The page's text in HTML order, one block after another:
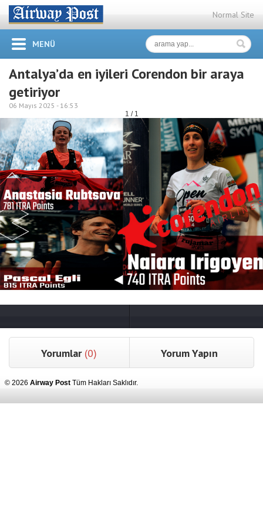
Normal Site
MENÜ
Antalya’da en iyileri Corendon bir araya
getiriyor
06 Mayıs 2025 - 16:53
1 / 1
Yorumlar (0) Yorum Yapın
© 2026 Airway Post Tüm Hakları Saklıdır.